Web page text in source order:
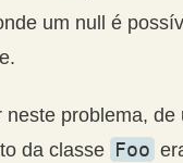
um null é
problema,
da classe Foo